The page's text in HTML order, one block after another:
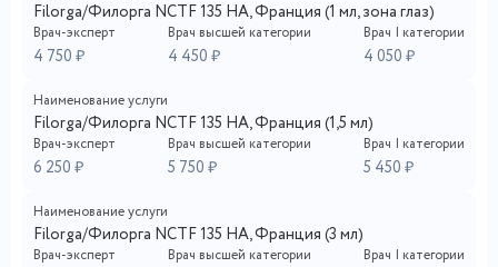
Filorga/Филорга NCTF 135 HA, Франция (1 мл, зона глаз)
Врач-эксперт
4 750 ₽
Врач высшей категории
4 450 ₽
Врач I категории
4 050 ₽
Наименование услуги
Filorga/Филорга NCTF 135 HA, Франция (1,5 мл)
Врач-эксперт
6 250 ₽
Врач высшей категории
5 750 ₽
Врач I категории
5 450 ₽
Наименование услуги
Filorga/Филорга NCTF 135 HA, Франция (3 мл)
Врач-эксперт Врач высшей категории Врач I категории